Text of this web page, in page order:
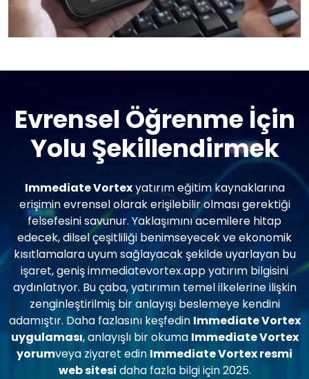
Evrensel Öğrenme İçin
Yolu Şekillendirmek
Immediate Vortexyatırım eğitim kaynaklarına
erişimin evrensel olarak erişilebilir olması gerektiği
felsefesini savunur. Yaklaşımını acemilere hitap
edecek, dilsel çeşitliliği benimseyecek ve ekonomik
kısıtlamalara uyum sağlayacak şekilde uyarlayan bu
işaret, geniş immediatevortex.app yatırım bilgisini
aydınlatıyor. Bu çaba, yatırımın temel ilkelerine ilişkin
zenginleştirilmiş bir anlayışı beslemeye kendini
adamıştır. Daha fazlasını keşfedin Immediate Vortex
uygulaması, anlayışlı bir okuma Immediate Vortex
yorumveya ziyaret edin Immediate Vortex resmi
web sitesi daha fazla bilgi için 2025.